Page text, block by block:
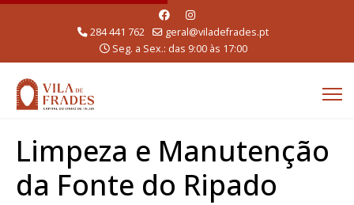
284 441 762
geral@viladefrades.pt
Seg. a Sex.: das 9:00 às 17:00
Limpeza e Manutenção
da Fonte do Ripado